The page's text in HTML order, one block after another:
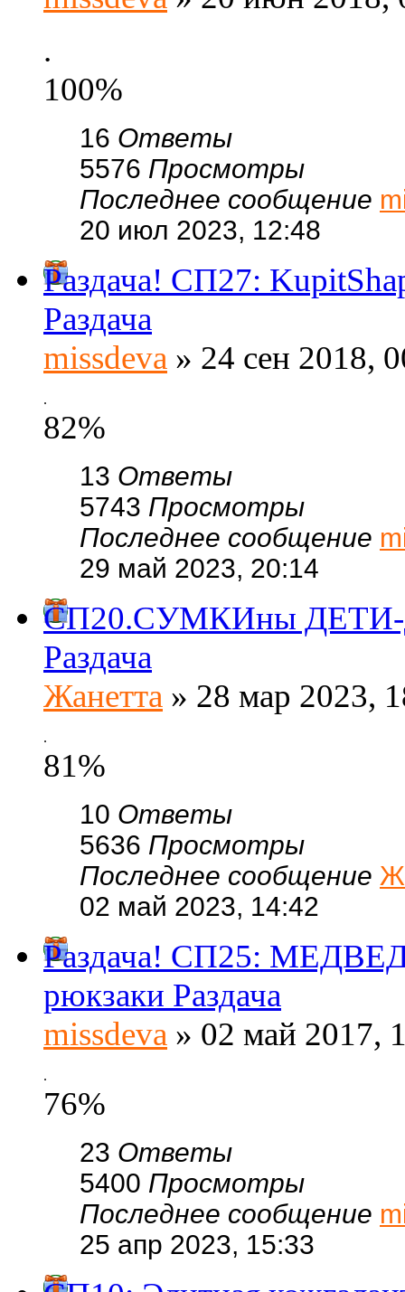
.
100%
16 Ответы
5576 Просмотры
Последнее сообщение
20 июл 2023, 12:48
Раздача! СП27:
Раздача
missdeva » 24 сен 2018,
.
82%
13 Ответы
5743 Просмотры
Последнее сообщение
29 май 2023, 20:14
СП20.СУМКИны ДЕТИ-
Раздача
Жанетта » 28 мар 2023,
.
81%
10 Ответы
5636 Просмотры
Последнее сообщение
02 май 2023, 14:42
Раздача! СП25:
рюкзаки Раздача
missdeva » 02 май 2017,
.
76%
23 Ответы
5400 Просмотры
Последнее сообщение
25 апр 2023, 15:33